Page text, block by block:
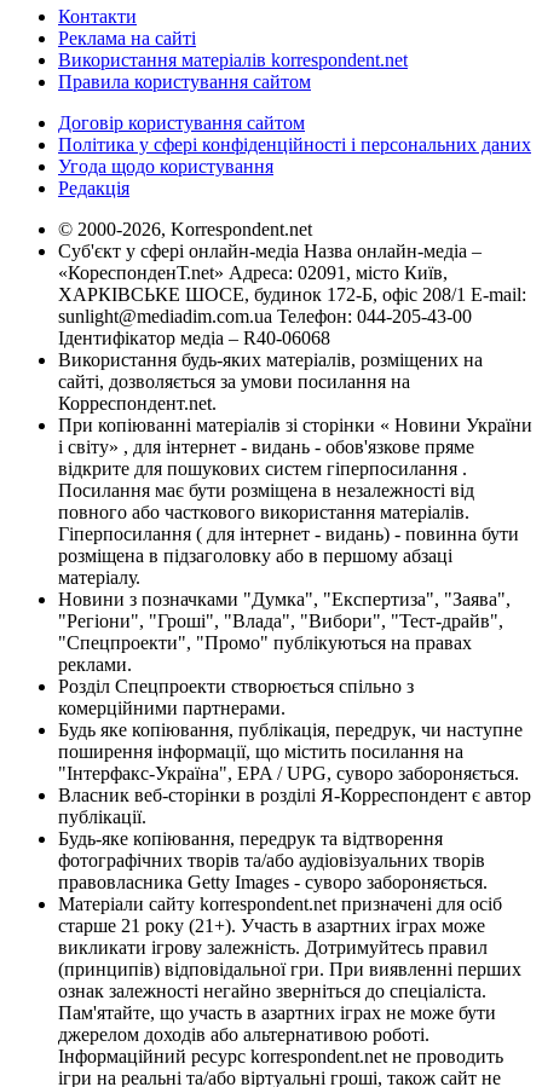
Контакти
Реклама на сайті
Використання матеріалів korrespondent.net
Правила користування сайтом
Договір користування сайтом
Політика у сфері конфіденційності і персональних даних
Угода щодо користування
Редакція
© 2000-2026, Korrespondent.net
Суб'єкт у сфері онлайн-медіа Назва онлайн-медіа –
«КореспонденТ.net» Адреса: 02091, місто Київ,
ХАРКІВСЬКЕ ШОСЕ, будинок 172-Б, офіс 208/1 E-mail:
sunlight@mediadim.com.ua Телефон: 044-205-43-00
Ідентифікатор медіа – R40-06068
Використання будь-яких матеріалів, розміщених на
сайті, дозволяється за умови посилання на
Корреспондент.net.
При копіюванні матеріалів зі сторінки « Новини України
і світу» , для інтернет - видань - обов'язкове пряме
відкрите для пошукових систем гіперпосилання .
Посилання має бути розміщена в незалежності від
повного або часткового використання матеріалів.
Гіперпосилання ( для інтернет - видань) - повинна бути
розміщена в підзаголовку або в першому абзаці
матеріалу.
Новини з позначками "Думка", "Експертиза", "Заява",
"Регіони", "Гроші", "Влада", "Вибори", "Тест-драйв",
"Спецпроекти", "Промо" публікуються на правах
реклами.
Розділ Спецпроекти створюється спільно з
комерційними партнерами.
Будь яке копіювання, публікація, передрук, чи наступне
поширення інформації, що містить посилання на
"Інтерфакс-Україна", EPA / UPG, суворо забороняється.
Власник веб-сторінки в розділі Я-Корреспондент є автор
публікації.
Будь-яке копіювання, передрук та відтворення
фотографічних творів та/або аудіовізуальних творів
правовласника Getty Images - суворо забороняється.
Матеріали сайту korrespondent.net призначені для осіб
старше 21 року (21+). Участь в азартних іграх може
викликати ігрову залежність. Дотримуйтесь правил
(принципів) відповідальної гри. При виявленні перших
ознак залежності негайно зверніться до спеціаліста.
Пам'ятайте, що участь в азартних іграх не може бути
джерелом доходів або альтернативою роботі.
Інформаційний ресурс korrespondent.net не проводить
ігри на реальні та/або віртуальні гроші, також сайт не